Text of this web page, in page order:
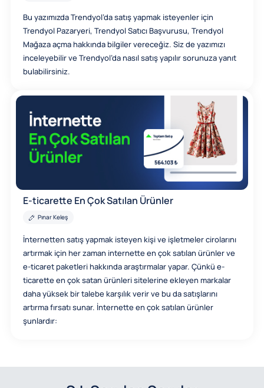
Bu yazımızda Trendyol’da satış yapmak isteyenler için
Trendyol Pazaryeri, Trendyol Satıcı Başvurusu, Trendyol
Mağaza açma hakkında bilgiler vereceğiz. Siz de yazımızı
inceleyebilir ve Trendyol’da nasıl satış yapılır sorunuza yanıt
bulabilirsiniz.
E-ticarette En Çok Satılan Ürünler
Pınar Keleş
İnternetten satış yapmak isteyen kişi ve işletmeler cirolarını
artırmak için her zaman internette en çok satılan ürünler ve
e-ticaret paketleri hakkında araştırmalar yapar. Çünkü e-
ticarette en çok satan ürünleri sitelerine ekleyen markalar
daha yüksek bir talebe karşılık verir ve bu da satışlarını
artırma fırsatı sunar. İnternette en çok satılan ürünler
şunlardır: